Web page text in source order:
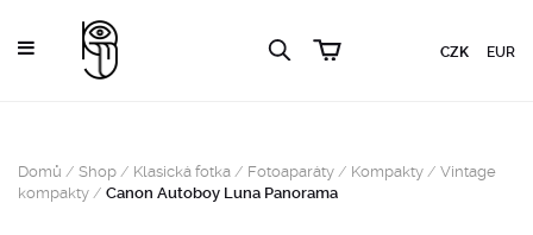
CZK EUR
Domů / Shop / Klasická fotka / Fotoaparáty / Kompakty / Vintage
kompakty / Canon Autoboy Luna Panorama